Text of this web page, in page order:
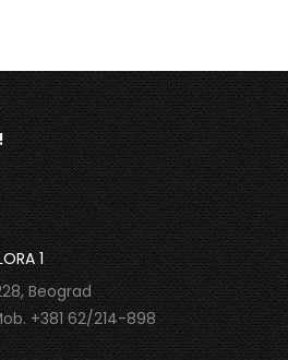
1
Beograd
+381 62/214-898